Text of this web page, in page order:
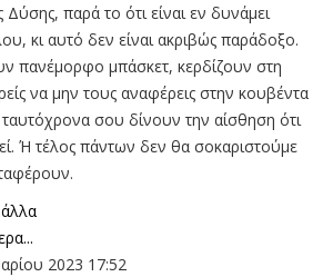
παρά το ότι είναι εν δυνάμει
κι αυτό δεν είναι ακριβώς παράδοξο.
πανέμορφο μπάσκετ, κερδίζουν στη
να μην τους αναφέρεις στην κουβέντα
σου δίνουν την αίσθηση ότι
Ή τέλος πάντων δεν θα σοκαριστούμε
2023 17:52